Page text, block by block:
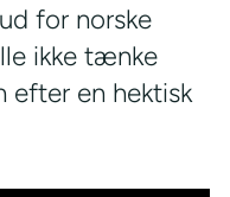
for norske
ikke tænke
efter en hektisk